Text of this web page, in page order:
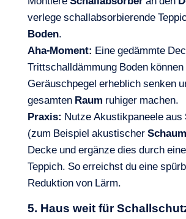
verlege schallabsorbierende
Boden.
Aha-Moment: Eine gedämmte
Trittschalldämmung Boden können
Geräuschpegel erheblich senken
gesamtenRaum ruhiger machen.
Praxis: Nutze Akustikpaneele aus
(zum Beispiel akustischer
Decke und ergänze dies durch
Teppich. So erreichst du eine
Reduktion von Lärm.
5. Haus weit für